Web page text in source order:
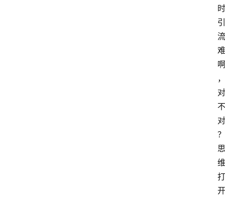
时
引
流
难
啊
，
对
不
对
？
思
维
打
开